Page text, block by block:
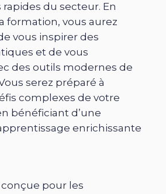
du secteur. En
formation, vous aurez
vous inspirer des
et de vous
des outils modernes de
serez préparé à
complexes de votre
bénéficiant d’une
enrichissante
pour les